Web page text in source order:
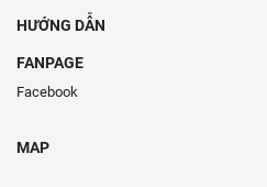
HƯỚNG DẪN
FANPAGE
Facebook
MAP